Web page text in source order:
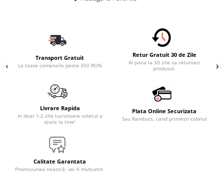
Transport Gratuit
La toate comenzile peste 350 RON
Retur Gratuit 30 de Zile
Ai pana la 30 zile sa returnezi
produsul.
Livrare Rapida
In doar 1-2 zile lucratoare coletul a
ajuns la tine!
Plata Online Securizata
Sau Ramburs, cand primesti coletul
Calitate Garantata
Promisiunea noastră: vei fi mulțumit.